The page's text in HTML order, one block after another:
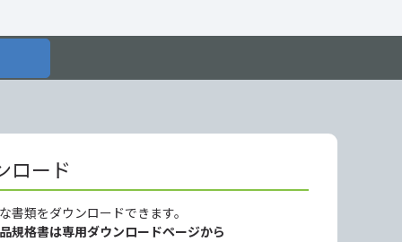
ロード
書類をダウンロードできます。
規格書は専用ダウンロードページから